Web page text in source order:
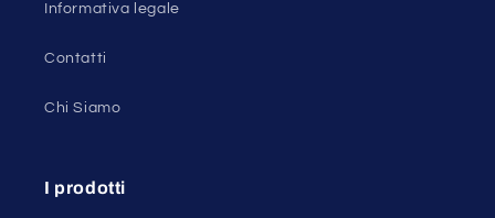
Informativa legale
Contatti
Chi Siamo
I prodotti